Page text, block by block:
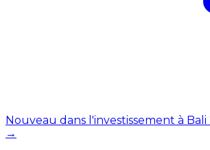
Nouveau dans l'investissement à Bali
→